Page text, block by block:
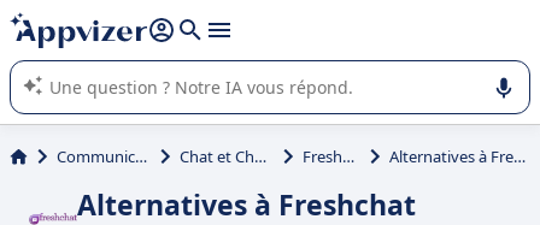
répondre (plusieurs lignes avec
L'IA de Appvizer vous guide dans l'utilisation ou la sélection de
logiciel SaaS en entreprise.
Communication Chat et Chatbot Freshchat Alternatives à Freshchat
Alternatives à Freshchat